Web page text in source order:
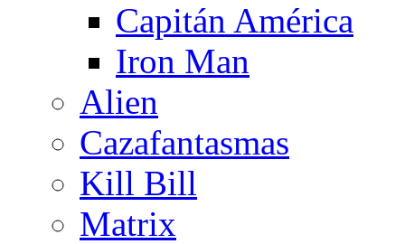
Capitán América
Iron Man
Alien
Cazafantasmas
Kill Bill
Matrix